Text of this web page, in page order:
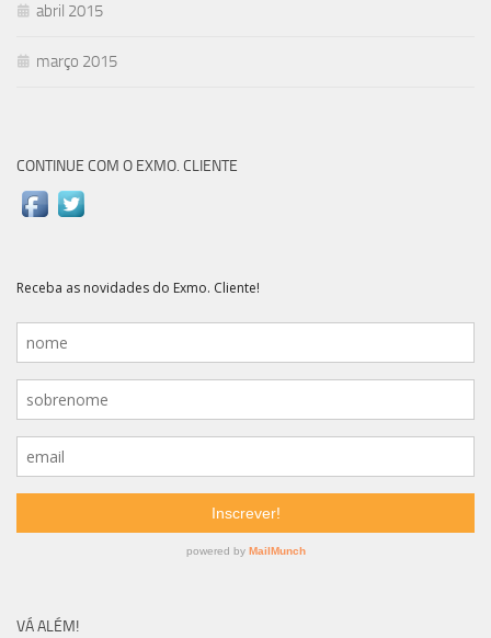
abril 2015
março 2015
CONTINUE COM O EXMO. CLIENTE
VÁ ALÉM!